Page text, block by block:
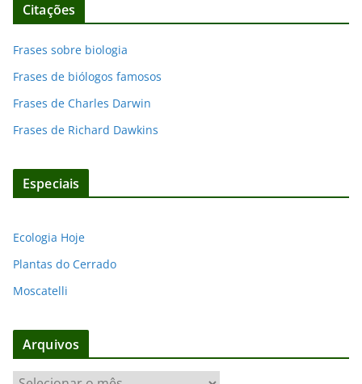
Citações
Frases sobre biologia
Frases de biólogos famosos
Frases de Charles Darwin
Frases de Richard Dawkins
Especiais
Ecologia Hoje
Plantas do Cerrado
Moscatelli
Arquivos